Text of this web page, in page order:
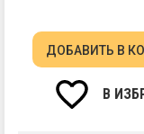
ДОБАВИТЬ В
В